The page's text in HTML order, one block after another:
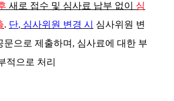
새로 접수 및 심사료 납부 없이 심
. 단, 심사위원 변경 시
심사위원 변
문으로 제출하며 , 심사료에 대한 부
적으로 처리